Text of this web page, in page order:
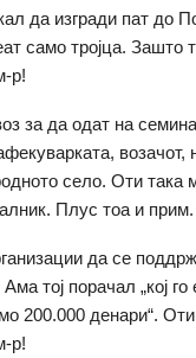
да изгради пат до
само тројца. Зашто
р!
за да одат на
возачот,
село. Оти
Плус тоа и
да се
тој порачал „кој го
200.000 денари“.
р!